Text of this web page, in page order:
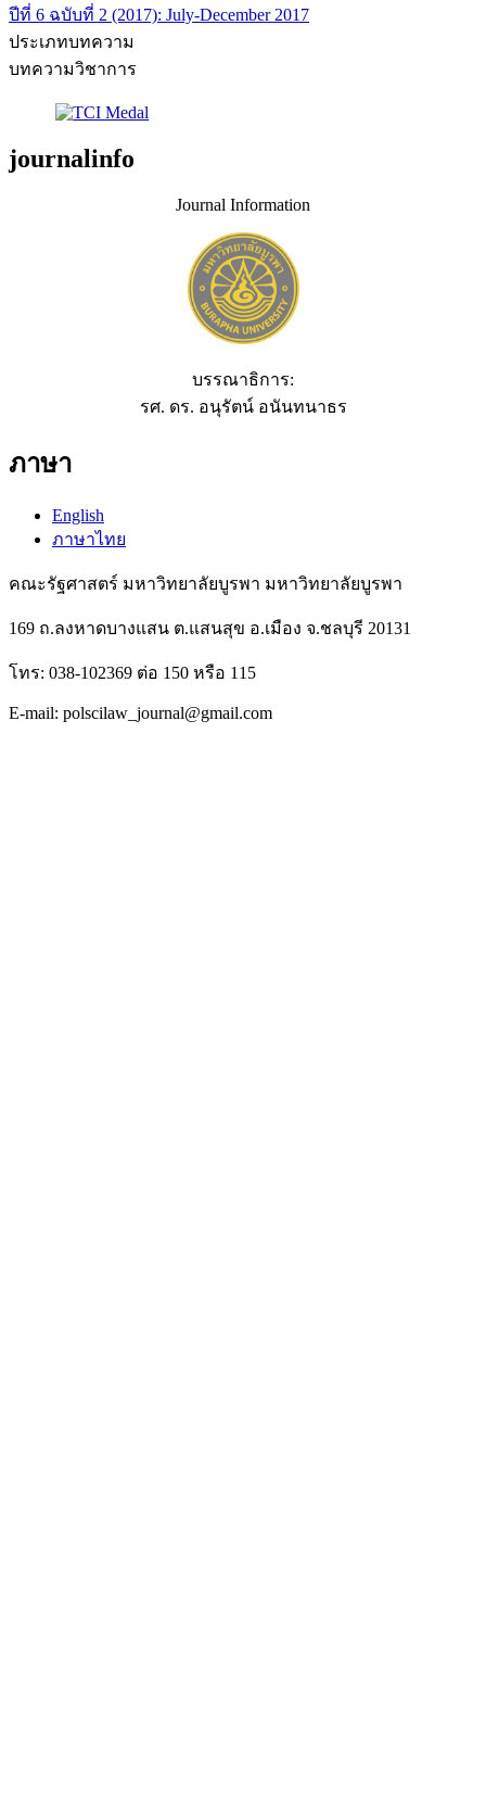
ปีที่ 6 ฉบับที่ 2 (2017): July-December 2017
ประเภทบทความ
บทความวิชาการ
journalinfo
Journal Information
บรรณาธิการ:
รศ. ดร. อนุรัตน์ อนันทนาธร
ภาษา
English
ภาษาไทย
คณะรัฐศาสตร์ มหาวิทยาลัยบูรพา มหาวิทยาลัยบูรพา
169 ถ.ลงหาดบางแสน ต.แสนสุข อ.เมือง จ.ชลบุรี 20131
โทร: 038-102369 ต่อ 150 หรือ 115
E-mail: polscilaw_journal@gmail.com